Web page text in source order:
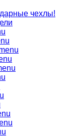
чехлы!